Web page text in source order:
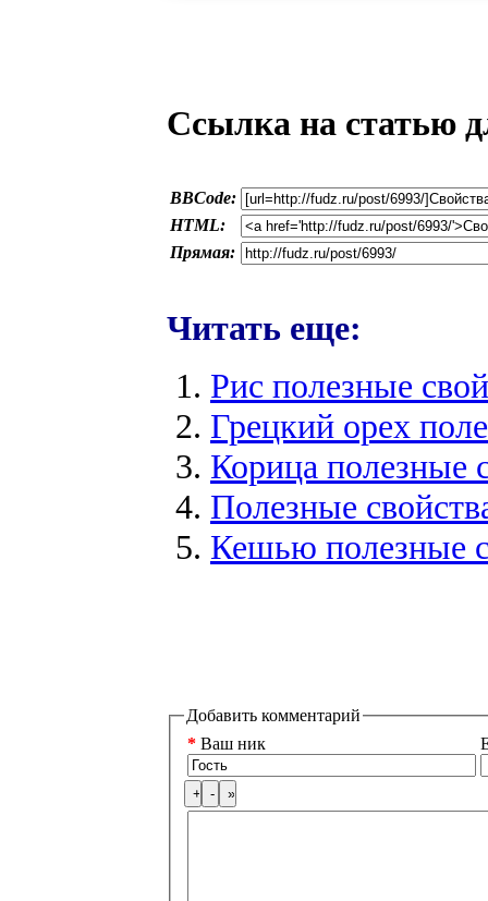
Ссылка на статью
BBCode:
HTML:
Прямая:
Читать еще:
Рис полезные
Грецкий орех
Корица полезные
Полезные
Кешью полезные
Добавить комментарий
* Ваш ник